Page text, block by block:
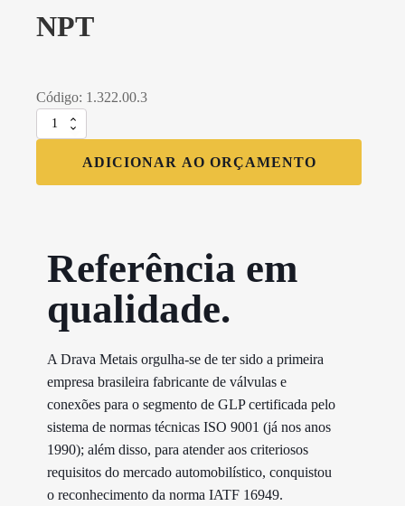
NPT
Código: 1.322.00.3
NIPLE
3/4
ADICIONAR AO ORÇAMENTO
Referência em
qualidade.​
A Drava Metais orgulha-se de ter sido a primeira
empresa brasileira fabricante de válvulas e
conexões para o segmento de GLP certificada pelo
sistema de normas técnicas ISO 9001 (já nos anos
1990); além disso, para atender aos criteriosos
requisitos do mercado automobilístico, conquistou
o reconhecimento da norma IATF 16949.